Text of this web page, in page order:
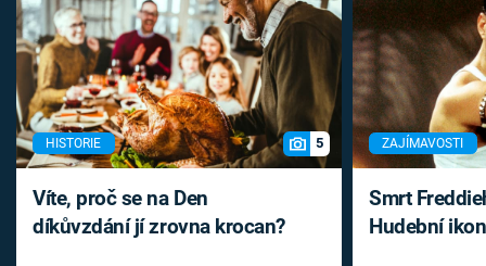
HISTORIE 5
Víte, proč se na Den
díkůvzdání jí zrovna krocan?
ZAJÍMAVOSTI
Smrt
Hudební